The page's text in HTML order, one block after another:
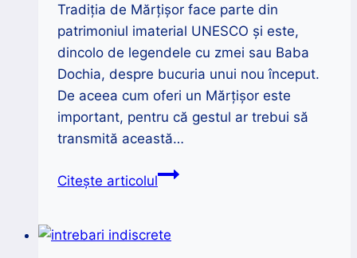
Tradiția de Mărțișor face parte din
patrimoniul imaterial UNESCO și este,
dincolo de legendele cu zmei sau Baba
Dochia, despre bucuria unui nou început.
De aceea cum oferi un Mărțișor este
important, pentru că gestul ar trebui să
transmită această…
Citește articolulCum
Mărțișor